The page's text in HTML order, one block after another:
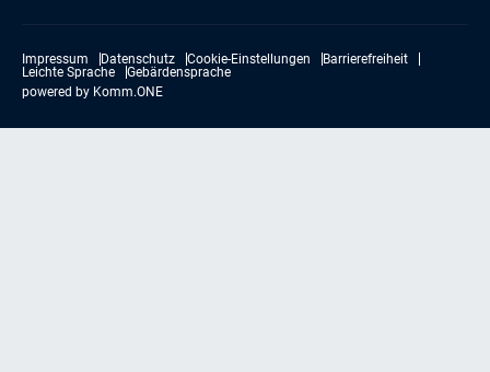
Impressum Datenschutz Cookie-Einstellungen
Barrierefreiheit
Leichte Sprache
Gebärdensprache
powered by Komm.ONE